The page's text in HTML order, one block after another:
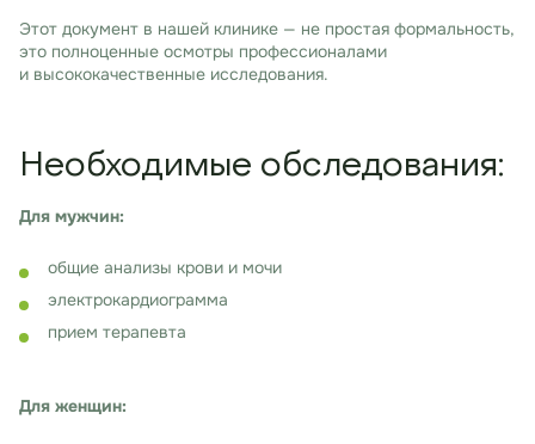
Этот документ в нашей клинике — не простая формальность,
это полноценные осмотры профессионалами
и высококачественные исследования.
Необходимые обследования:
Для мужчин:
общие анализы крови и мочи
электрокардиограмма
прием терапевта
Для женщин: